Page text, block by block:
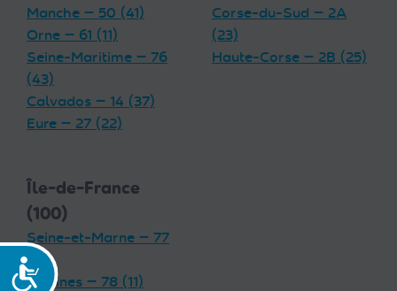
Accessibilité
Manche — 50 (41)
Orne — 61 (11)
Seine-Maritime — 76
(43)
Calvados — 14 (37)
Eure — 27 (22)
Corse-du-Sud — 2A
(23)
Haute-Corse — 2B (25)
Île-de-France
(100)
Seine-et-Marne — 77
(19)
Yvelines — 78 (11)